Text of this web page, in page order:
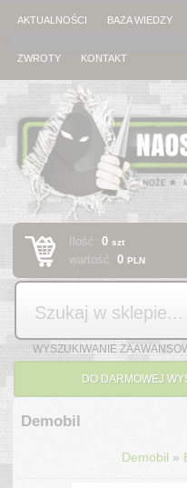
AKTUALNOŚCI BAZA WIEDZY
ZWROTY KONTAKT
Ilość:0szt
wartość:0PLN
Szukaj
WYSZUKIWANIE
DO DARMOWEJ
Demobil
Demobil »